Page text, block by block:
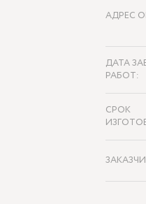
АДРЕС
ДАТА
РАБОТ:
СРОК